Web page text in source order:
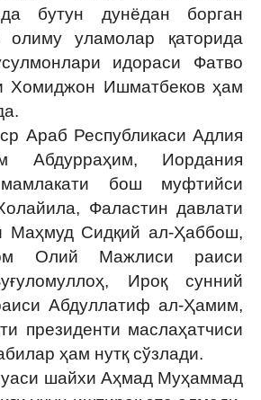
бутун дунёдан борган
уламолар қаторида
идораси Фатво
Хомиджон Ишматбеков ҳам
Араб Республикаси Адлия
Абдурраҳим, Иордания
бош муфтийси
Фаластин давлати
Маҳмуд Сидқий ал-Ҳаббош,
Олий Мажлиси раиси
Ироқ сунний
Абдуллатиф ал-Ҳамим,
президенти маслаҳатчиси
ҳам нутқ сўзлади.
шайхи Аҳмад Муҳаммад